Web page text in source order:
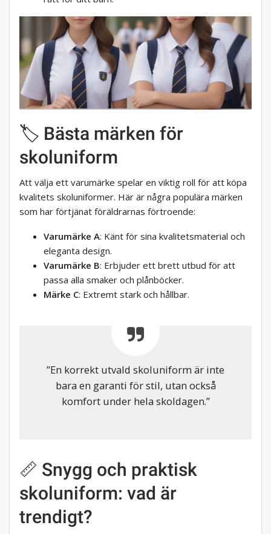
🏷️ Bästa märken för
skoluniform
Att välja ett varumärke spelar en viktig roll för att köpa
kvalitets skoluniformer. Här är några populära märken
som har förtjänat föräldrarnas förtroende:
Varumärke A: Känt för sina kvalitetsmaterial och
eleganta design.
Varumärke B: Erbjuder ett brett utbud för att
passa alla smaker och plånböcker.
Märke C: Extremt stark och hållbar.
”En korrekt utvald skoluniform är inte
bara en garanti för stil, utan också
komfort under hela skoldagen.”
📏 Snygg och praktisk
skoluniform: vad är
trendigt?